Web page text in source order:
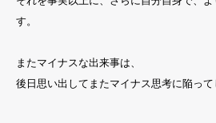
す。
またマイナスな出来事は、
後日思い出してまたマイナス思考に陥って